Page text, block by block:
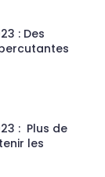
: Des
: Plus de
les